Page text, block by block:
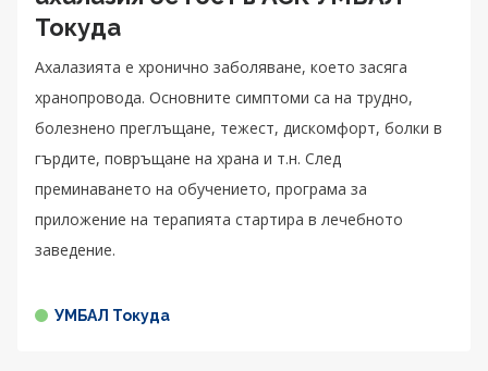
Токуда
Ахалазията е хронично заболяване, което засяга
хранопровода. Основните симптоми са на трудно,
болезнено преглъщане, тежест, дискомфорт, болки в
гърдите, повръщане на храна и т.н. След
преминаването на обучението, програма за
приложение на терапията стартира в лечебното
заведение.
УМБАЛ Токуда